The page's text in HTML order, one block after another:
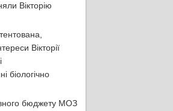
Вікторію
Вікторії
біологічно
бюджету МОЗ